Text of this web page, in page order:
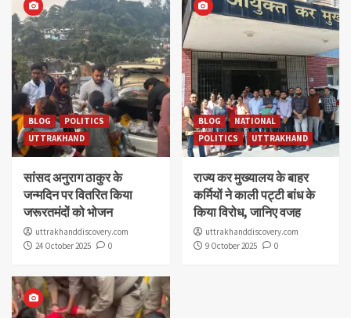
BLOG
POLITICS
UTTRAKHAND
सांसद अनुराग ठाकुर के
जन्मदिन पर वितरित किया
जरूरतमंदों को भोजन
uttrakhanddiscovery.com
24 October 2025
0
BLOG
NATIONAL
POLITICS
UTTRAKHAND
राज्य कर मुख्यालय के बाहर
कर्मियों ने काली पट्टी बांध के
किया विरोध, जानिए वजह
uttrakhanddiscovery.com
9 October 2025
0